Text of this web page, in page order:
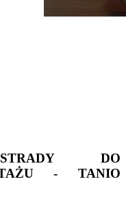
DO
- TANIO